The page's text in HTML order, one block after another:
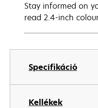
Specifikáció
Kellékek
Stay informed on
read 2.4-inch